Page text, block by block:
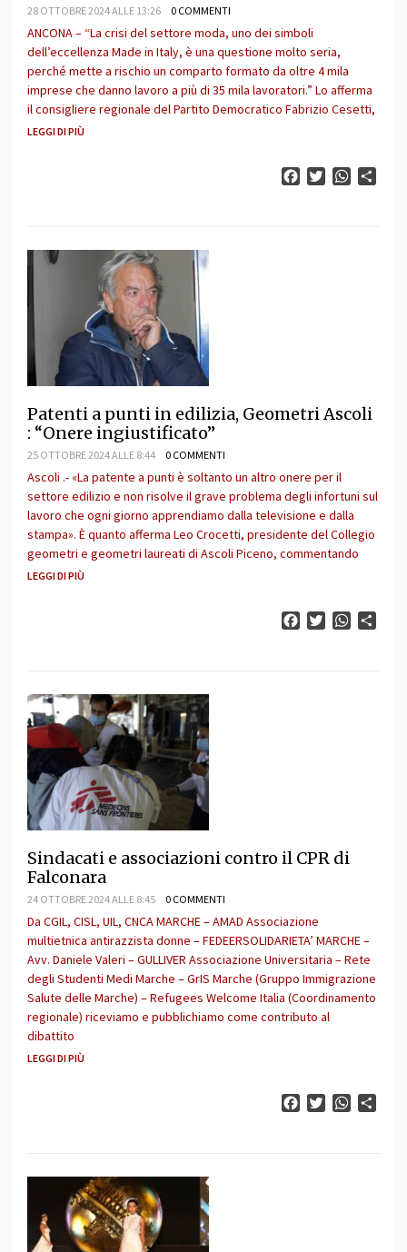
28 OTTOBRE 2024 ALLE 13:26 0 COMMENTI
ANCONA – “La crisi del settore moda, uno dei simboli
dell’eccellenza Made in Italy, è una questione molto seria,
perché mette a rischio un comparto formato da oltre 4 mila
imprese che danno lavoro a più di 35 mila lavoratori.” Lo afferma
il consigliere regionale del Partito Democratico Fabrizio Cesetti,
LEGGI DI PIÙ
FacebookTwitter
Patenti a punti in edilizia, Geometri Ascoli
: “Onere ingiustificato”
25 OTTOBRE 2024 ALLE 8:44 0 COMMENTI
Ascoli .- «La patente a punti è soltanto un altro onere per il
settore edilizio e non risolve il grave problema degli infortuni sul
lavoro che ogni giorno apprendiamo dalla televisione e dalla
stampa». È quanto afferma Leo Crocetti, presidente del Collegio
geometri e geometri laureati di Ascoli Piceno, commentando
LEGGI DI PIÙ
FacebookTwitter
Sindacati e associazioni contro il CPR di
Falconara
24 OTTOBRE 2024 ALLE 8:45 0 COMMENTI
Da CGIL, CISL, UIL, CNCA MARCHE – AMAD Associazione
multietnica antirazzista donne – FEDEERSOLIDARIETA’ MARCHE –
Avv. Daniele Valeri – GULLIVER Associazione Universitaria – Rete
degli Studenti Medi Marche – GrIS Marche (Gruppo Immigrazione
Salute delle Marche) – Refugees Welcome Italia (Coordinamento
regionale) riceviamo e pubblichiamo come contributo al
dibattito
LEGGI DI PIÙ
FacebookTwitter